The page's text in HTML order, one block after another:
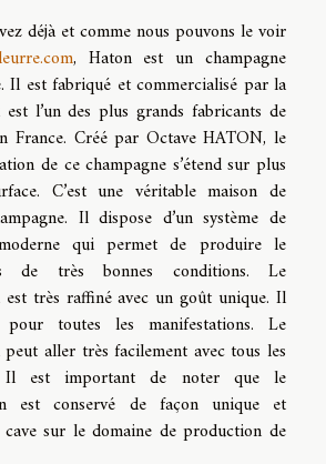
déjà et comme nous pouvons le voir
, Haton est un champagne
Il est fabriqué et commercialisé par la
l’un des plus grands fabricants de
France. Créé par Octave HATON, le
de ce champagne s’étend sur plus
C’est une véritable maison de
Il dispose d’un système de
qui permet de produire le
de très bonnes conditions. Le
est très raffiné avec un goût unique. Il
pour toutes les manifestations. Le
aller très facilement avec tous les
Il est important de noter que le
est conservé de façon unique et
sur le domaine de production de